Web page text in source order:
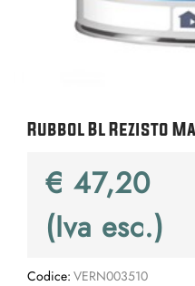
Rubbol Bl Rezisto
€ 47,20
(Iva esc.)
Codice: VERN003510